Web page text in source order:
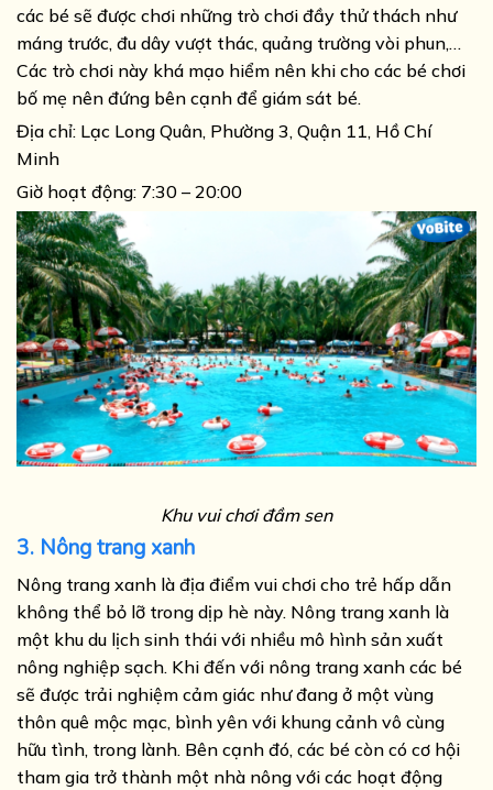
các bé sẽ được chơi những trò chơi đầy thử thách như
máng trước, đu dây vượt thác, quảng trường vòi phun,…
Các trò chơi này khá mạo hiểm nên khi cho các bé chơi
bố mẹ nên đứng bên cạnh để giám sát bé.
Địa chỉ: Lạc Long Quân, Phường 3, Quận 11, Hồ Chí
Minh
Giờ hoạt động: 7:30 – 20:00
Khu vui chơi đầm sen
3. Nông trang xanh
Nông trang xanh là địa điểm vui chơi cho trẻ hấp dẫn
không thể bỏ lỡ trong dịp hè này. Nông trang xanh là
một khu du lịch sinh thái với nhiều mô hình sản xuất
nông nghiệp sạch. Khi đến với nông trang xanh các bé
sẽ được trải nghiệm cảm giác như đang ở một vùng
thôn quê mộc mạc, bình yên với khung cảnh vô cùng
hữu tình, trong lành. Bên cạnh đó, các bé còn có cơ hội
tham gia trở thành một nhà nông với các hoạt động